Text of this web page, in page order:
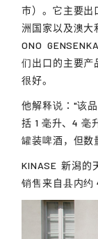
市）。它主要出
洲国家以及澳大
ONO
们出口的主要产
很好。
他解释说："该
括 1 毫升、4 毫
罐装啤酒，但数
KINASE 新潟的
销售来自县内约